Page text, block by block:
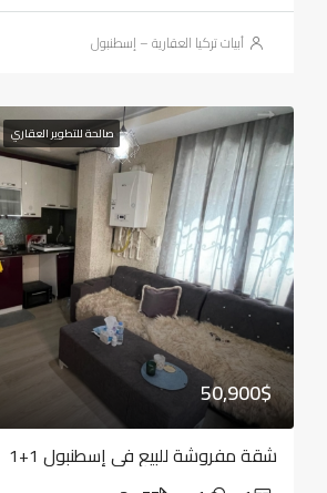
أبيات تركيا العقارية – إسطنبول
صالحة للتطوير العقاري
50,900$
شقة مفروشة للبيع في إسطنبول 1+1